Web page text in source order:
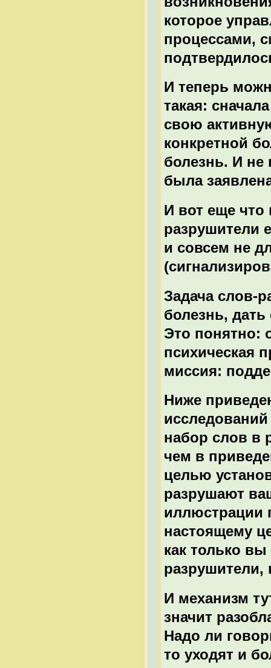
которое
процессами,
И теперь
такая:
свою
конкретной
болезнь. И не
была
И вот еще что
разрушители
и совсем не
Задача слов-
болезнь,
Это понятно:
психическая
миссия:
Ниже
набор слов в
чем в
целью
разрушают
иллюстрации
настоящему
как только
разрушители,
И механизм
значит
Надо ли
то уходят и